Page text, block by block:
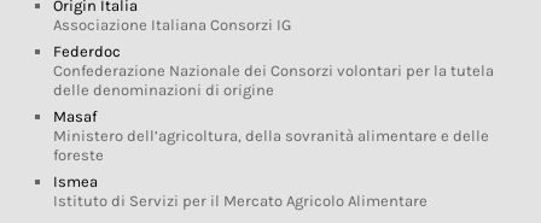
Origin Italia
Associazione Italiana Consorzi IG
Federdoc
Confederazione Nazionale dei Consorzi volontari per la tutela
delle denominazioni di origine
Masaf
Ministero dell’agricoltura, della sovranità alimentare e delle
foreste
Ismea
Istituto di Servizi per il Mercato Agricolo Alimentare